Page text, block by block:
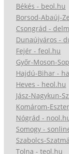
Békés - beol.hu
Borsod-Abaúj-
Csongrád -
Dunaújváros -
Fejér - feol.hu
Győr-Moson-
Hajdú-Bihar -
Heves - heol.hu
Jász-Nagykun-
Komárom-
Nógrád -
Somogy -
Szabolcs-
Tolna - teol.hu